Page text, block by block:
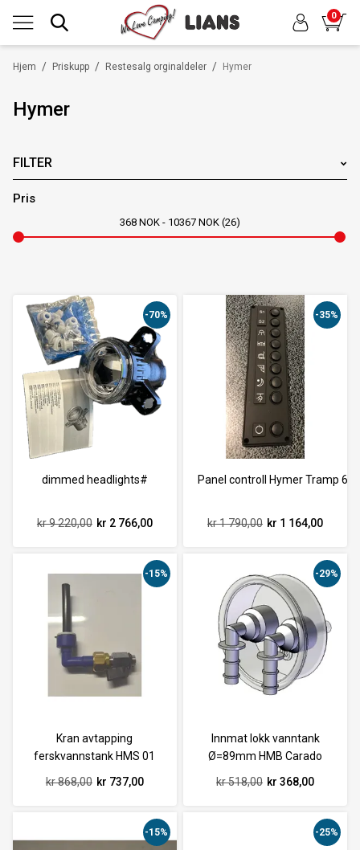
0
/
Hjem /
Priskupp /
Restesalg orginaldeler Hymer
Hymer
FILTER
MERKER
Pris
368 NOK 10367 NOK 26
dimmed headlights#
-70%
kr 9 220,00 kr 2 766,00
Panel controll Hymer Tramp
-35%
kr 1 790,00 kr 1 164,00
Kran avtapping
ferskvannstank HMS 01
-15%
kr 868,00 kr 737,00
Innmat lokk vanntank
Ø=89mm HMB Carado
-29%
kr 518,00 kr 368,00
-15% -25%